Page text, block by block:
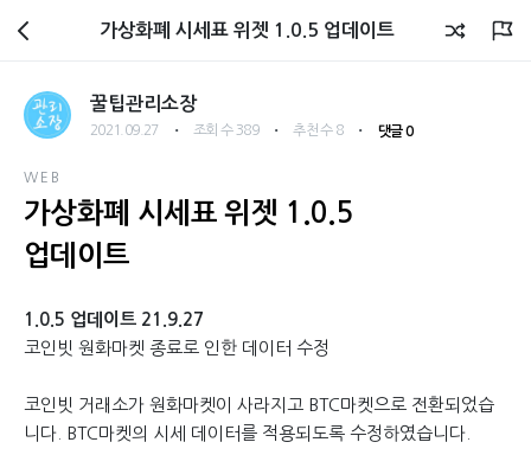
관리소장 블로그
가상화폐 시세표 위젯 1.0.5 업데이트
꿀팁관리소장
2021.09.27 ・ 조회 수 389 ・ 추천 수 8 ・ 댓글 0
WEB
가상화폐 시세표 위젯 1.0.5
업데이트
1.0.5 업데이트 21.9.27
코인빗 원화마켓 종료로 인한 데이터 수정
코인빗 거래소가 원화마켓이 사라지고 BTC마켓으로 전환되었습
니다. BTC마켓의 시세 데이터를 적용되도록 수정하였습니다.